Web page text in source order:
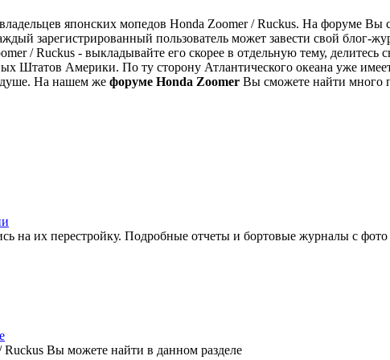
японских мопедов Honda Zoomer / Ruckus. На форуме
зарегистрированный пользователь может завести свой блог-
/ Ruckus - выкладывайте его скорее в отдельную тему,
Америки. По ту сторону Атлантического океана уже
душе. На нашем же форуме Honda Zoomer Вы сможете найти много
на их перестройку. Подробные отчеты и бортовые журналы с
Ruckus Вы можете найти в данном разделе